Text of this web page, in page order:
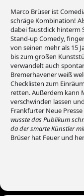
Marco Brüser ist
schräge Kombination!
dabei faustdick hinterm
Stand-up Comedy,
von seinen mehr als 15
bis zum großen
verwandelt auch
Bremerhavener weiß
Checklisten zum
retten. Außerdem kann
verschwinden lassen
Frankfurter Neue
wusste das Publikum
da der smarte Künstler
Brüser hat Feuer und